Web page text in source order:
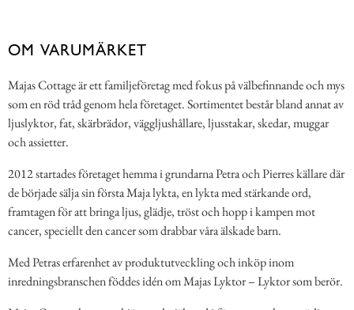
OM VARUMÄRKET
Majas Cottage är ett familjeföretag med fokus på välbefinnande och mys
som en röd tråd genom hela företaget. Sortimentet består bland annat av
ljuslyktor, fat, skärbrädor, väggljushållare, ljusstakar, skedar, muggar
och assietter.
2012 startades företaget hemma i grundarna Petra och Pierres källare där
de började sälja sin första Maja lykta, en lykta med stärkande ord,
framtagen för att bringa ljus, glädje, tröst och hopp i kampen mot
cancer, speciellt den cancer som drabbar våra älskade barn.
Med Petras erfarenhet av produktutveckling och inköp inom
inredningsbranschen föddes idén om Majas Lyktor – Lyktor som berör.